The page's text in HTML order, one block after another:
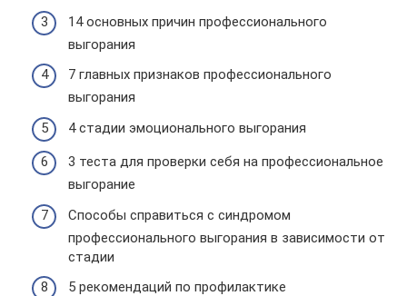
14 основных причин профессионального
выгорания
7 главных признаков профессионального
выгорания
4 стадии эмоционального выгорания
3 теста для проверки себя на профессиональное
выгорание
Способы справиться с синдромом
профессионального выгорания в зависимости от
стадии
5 рекомендаций по профилактике